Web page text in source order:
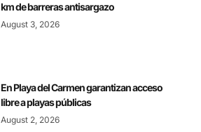
km de barreras antisargazo
August 3, 2026
En Playa del Carmen garantizan acceso
libre a playas públicas
August 2, 2026